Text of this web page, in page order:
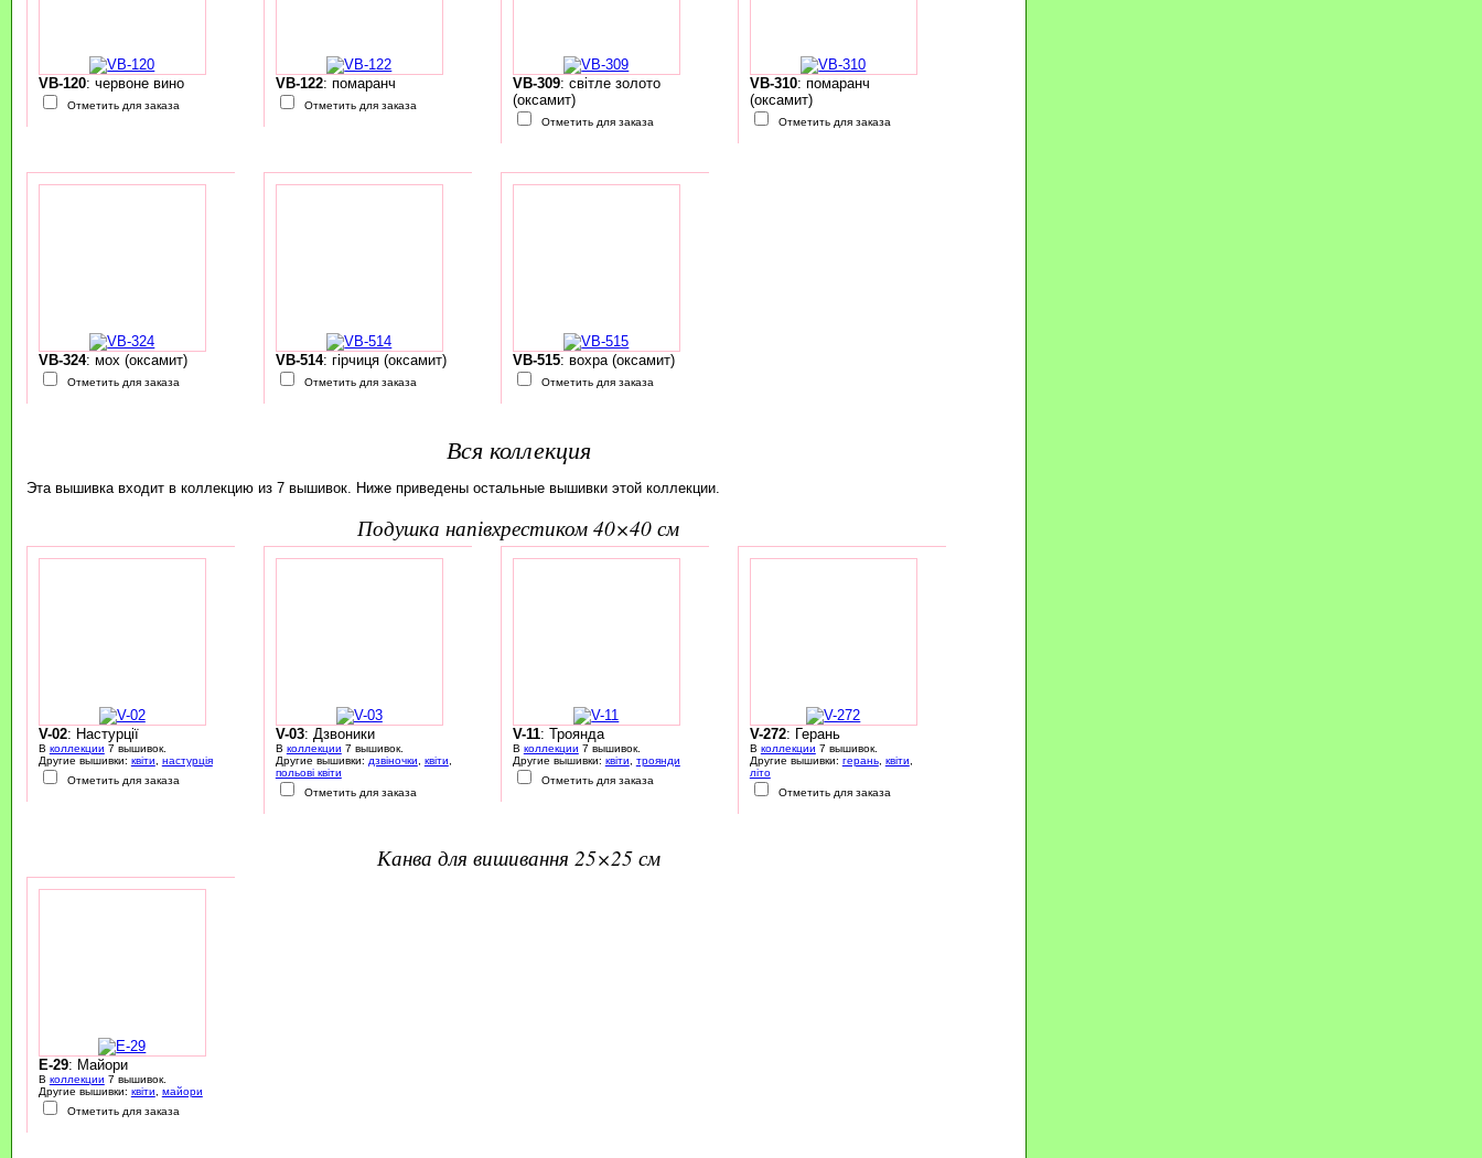
VB-120: червоне вино
Отметить для заказа
VB-122: помаранч
Отметить для заказа
VB-309: світле золото
(оксамит)
Отметить для заказа
VB-310: помаранч
(оксамит)
Отметить для заказа
VB-324: мох (оксамит)
Отметить для заказа
VB-514: гірчиця (оксамит)
Отметить для заказа
VB-515: вохра (оксамит)
Отметить для заказа
Вся коллекция
Эта вышивка входит в коллекцию из 7 вышивок. Ниже приведены остальные вышивки этой коллекции.
подушка напівхрестиком 40×40 см
V-02: Настурції
В коллекции 7 вышивок.
Другие вышивки: квіти, настурція
Отметить для заказа
V-03: Дзвоники
В коллекции 7 вышивок.
Другие вышивки: дзвіночки, квіти,
польові квіти
Отметить для заказа
V-11: Троянда
В коллекции 7 вышивок.
Другие вышивки: квіти, троянди
Отметить для заказа
V-272: Герань
В коллекции 7 вышивок.
Другие вышивки: герань, квіти,
літо
Отметить для заказа
канва для вишивання 25×25 см
E-29: Майори
В коллекции 7 вышивок.
Другие вышивки: квіти
майори
Отметить для заказа